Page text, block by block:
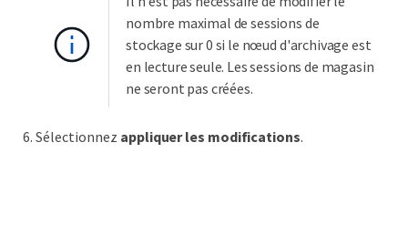
nombre maximal de sessions de
stockage sur 0 si le nœud d'archivage est
en lecture seule. Les sessions de magasin
ne seront pas créées.
Sélectionnez appliquer les modifications.